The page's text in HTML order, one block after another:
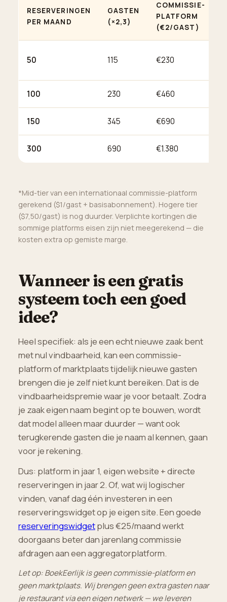
RESERVERINGEN
PER MAAND
GASTEN
(×2,3)
COMMISSIE-
PLATFORM
(€2/GAST)
50 115 €230
100 230 €460
150 345 €690
300 690 €1.380
*Mid-tier van een internationaal commissie-platform
gerekend ($1/gast + basisabonnement). Hogere tier
($7,50/gast) is nog duurder. Verplichte kortingen die
sommige platforms eisen zijn niet meegerekend — die
kosten extra op gemiste marge.
Wanneer is een gratis
systeem toch een goed
idee?
Heel specifiek: als je een echt nieuwe zaak bent
met nul vindbaarheid, kan een commissie-
platform of marktplaats tijdelijk nieuwe gasten
brengen die je zelf niet kunt bereiken. Dat is de
vindbaarheidspremie waar je voor betaalt. Zodra
je zaak eigen naam begint op te bouwen, wordt
dat model alleen maar duurder — want ook
terugkerende gasten die je naam al kennen, gaan
voor je rekening.
Dus: platform in jaar 1, eigen website + directe
reserveringen in jaar 2. Of, wat wij logischer
vinden, vanaf dag één investeren in een
reserveringswidget op je eigen site. Een goede
reserveringswidgetplus €25/maand werkt
doorgaans beter dan jarenlang commissie
afdragen aan een aggregatorplatform.
Let op: BoekEerlijk is geen commissie-platform en
geen marktplaats. Wij brengen geen extra gasten naar
je restaurant via een eigen netwerk — we leveren